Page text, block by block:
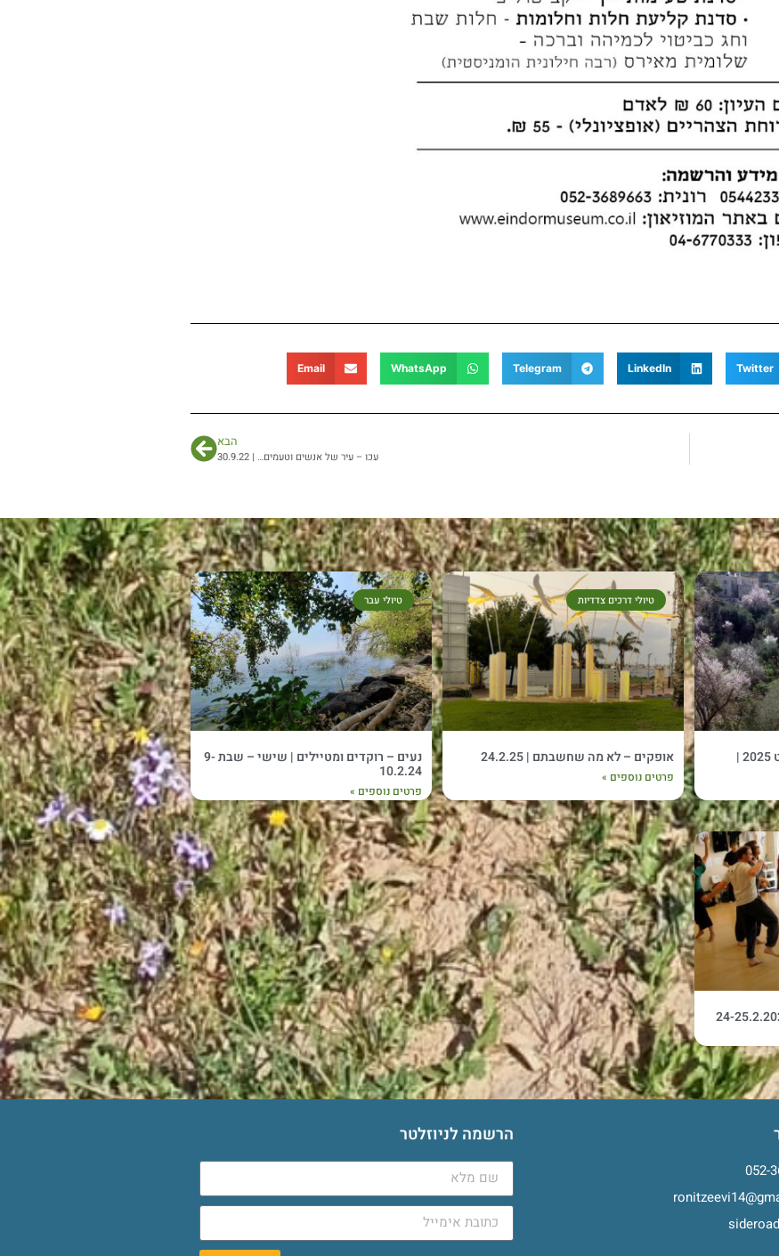
Twitter
LinkedIn
Telegram
WhatsApp
Email
הבא
עכו – עיר של אנשים וטעמים… | 30.9.22
רוקדים ומטיילים – ט"ו בשבט 2025 |
טיולי דרכים צדדיות
אופקים – לא מה שחשבתם | 24.2.25
פרטים נוספים »
טיולי עבר
נעים – רוקדים ומטיילים | שישי – שבת 9-
10.2.24
פרטים נוספים »
052-
הרשמה לניוזלטר